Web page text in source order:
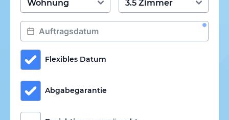
Flexibles Datum
Abgabegarantie